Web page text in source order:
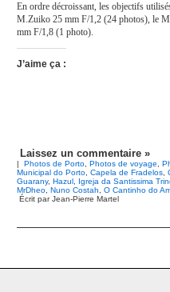
En ordre décroissant, les objectifs
M.Zuiko 25 mm F/1,2 (24 photos), le
mm F/1,8 (1 photo).
J’aime ça :
Laissez un commentaire »
| Photos de Porto, Photos de voyage,
Municipal do Porto, Capela de Fradelos,
Guarany, Hazul, Igreja da Santissima
MrDheo, Nuno Costah, O Cantinho do
Écrit par Jean-Pierre Martel